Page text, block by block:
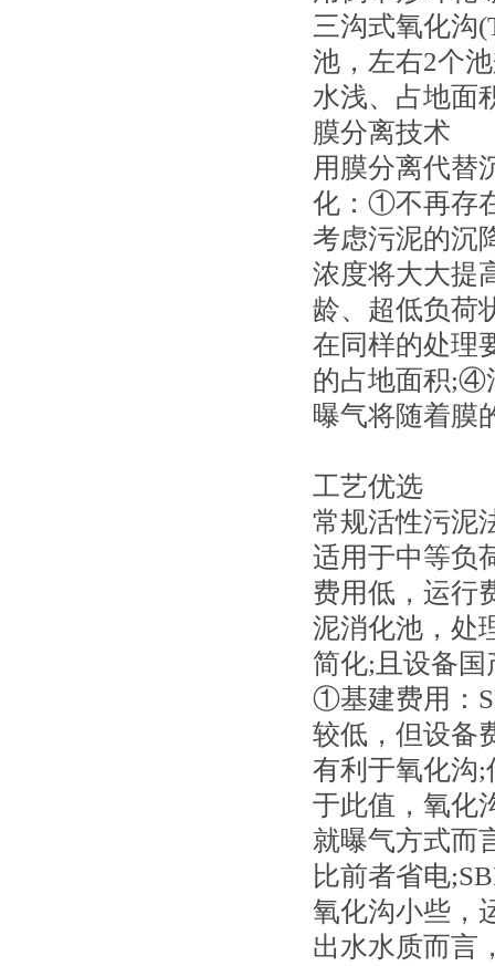
三沟式氧化沟
池，左右2个
水浅、占地面
膜分离技术
用膜分离代替
化：①不再存
考虑污泥的沉
浓度将大大提
龄、超低负荷
在同样的处理
的占地面积;④
曝气将随着膜
工艺优选
常规活性污泥
适用于中等负
费用低，运行
泥消化池，处
简化;且设备
①基建费用：
较低，但设备
有利于氧化沟;
于此值，氧化
就曝气方式而
比前者省电
氧化沟小些，
出水水质而言